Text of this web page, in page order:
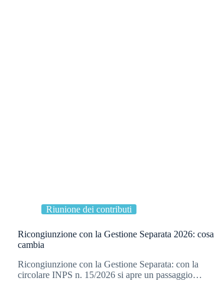
Riunione dei contributi
Ricongiunzione con la Gestione Separata 2026: cosa
cambia
Ricongiunzione con la Gestione Separata: con la
circolare INPS n. 15/2026 si apre un passaggio…